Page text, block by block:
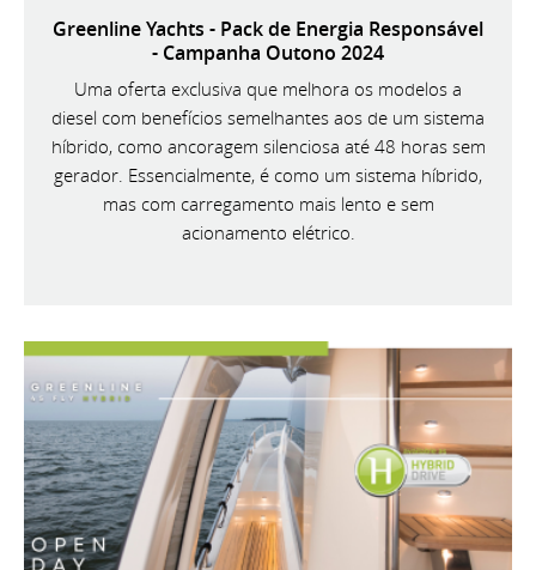
Greenline Yachts - Pack de Energia Responsável
- Campanha Outono 2024
Uma oferta exclusiva que melhora os modelos a
diesel com benefícios semelhantes aos de um sistema
híbrido, como ancoragem silenciosa até 48 horas sem
gerador. Essencialmente, é como um sistema híbrido,
mas com carregamento mais lento e sem
acionamento elétrico.